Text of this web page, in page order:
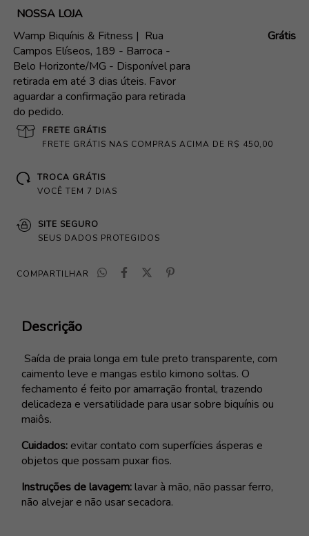
NOSSA LOJA
Wamp Biquínis & Fitness | Rua
Campos Elíseos, 189 - Barroca -
Belo Horizonte/MG - Disponível para
retirada em até 3 dias úteis. Favor
aguardar a confirmação para retirada
do pedido.
Grátis
FRETE GRÁTIS
FRETE GRÁTIS NAS COMPRAS ACIMA DE R$ 450,00
TROCA GRÁTIS
VOCÊ TEM 7 DIAS
SITE SEGURO
SEUS DADOS PROTEGIDOS
COMPARTILHAR
Descrição
Saída de praia longa em tule preto transparente, com
caimento leve e mangas estilo kimono soltas. O
fechamento é feito por amarração frontal, trazendo
delicadeza e versatilidade para usar sobre biquínis ou
maiôs.
Cuidados: evitar contato com superfícies ásperas e
objetos que possam puxar fios.
Instruções de lavagem:lavar à mão, não passar ferro,
não alvejar e não usar secadora.